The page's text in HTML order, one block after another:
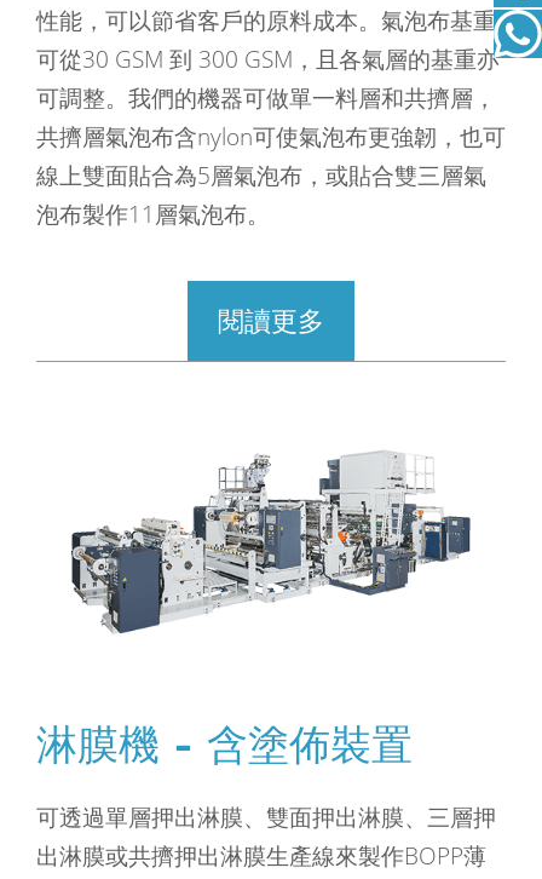
性能，可以節省客戶的原料成本。氣泡布基重
可從30 GSM 到 300 GSM，且各氣層的基重亦
可調整。我們的機器可做單一料層和共擠層，
共擠層氣泡布含nylon可使氣泡布更強韌，也可
線上雙面貼合為5層氣泡布，或貼合雙三層氣
泡布製作11層氣泡布。
閱讀更多
淋膜機 - 含塗佈裝置
可透過單層押出淋膜、雙面押出淋膜、三層押
出淋膜或共擠押出淋膜生產線來製作BOPP薄